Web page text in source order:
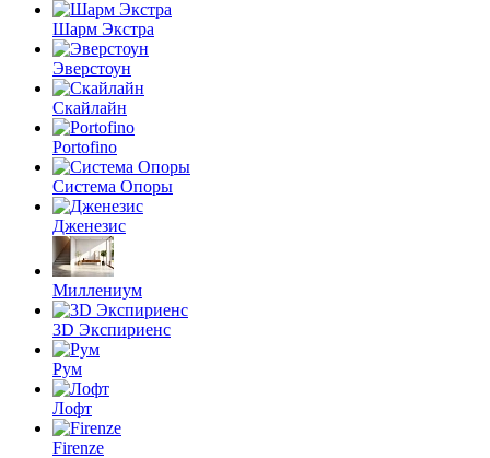
Шарм Экстра
Эверстоун
Скайлайн
Portofino
Система Опоры
Дженезис
Миллениум
3D Экспириенс
Рум
Лофт
Firenze